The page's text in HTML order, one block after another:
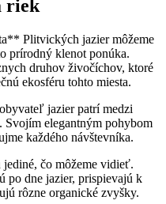
riek
Plitvických jazier môžeme
prírodný klenot ponúka.
druhov​ živočíchov, ‍ktoré
ekosféru tohto miesta.
jazier patrí⁤ medzi
⁢Svojím elegantným pohybom
každého návštevníka.
jediné, ⁤čo môžeme vidieť.‌
po dne jazier,⁣ prispievajú k
rôzne organické zvyšky.